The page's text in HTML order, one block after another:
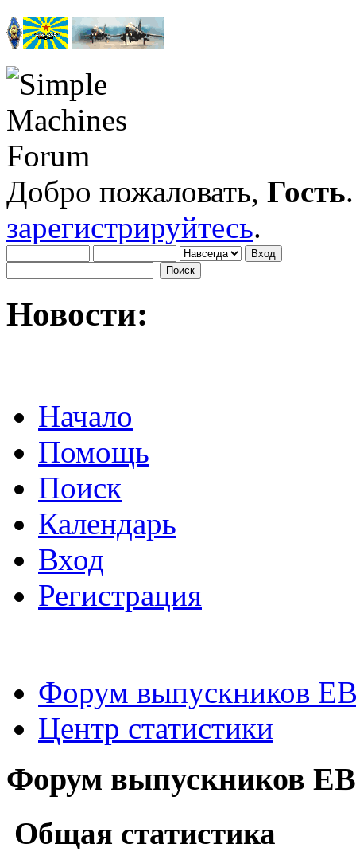
Добро пожаловать, Гость
зарегистрируйтесь.
Новости:
Начало
Помощь
Поиск
Календарь
Вход
Регистрация
Форум выпускников
Центр статистики
Форум выпускников
Общая статистика